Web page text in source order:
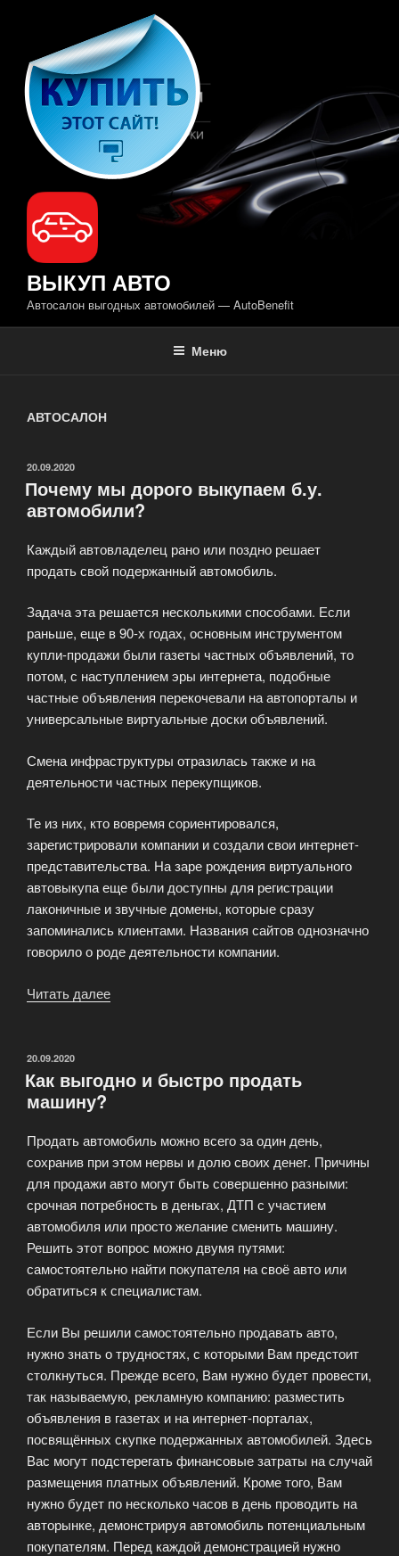
содержимому
ВЫКУП АВТО
Автосалон выгодных автомобилей — AutoBenefit
Меню
АВТОСАЛОН
ОПУБЛИКОВАНО
20.09.2020
Почему мы дорого выкупаем б.у.
автомобили?
Каждый автовладелец рано или поздно решает
продать свой подержанный автомобиль.
Задача эта решается несколькими способами. Если
раньше, еще в 90-х годах, основным инструментом
купли-продажи были газеты частных объявлений, то
потом, с наступлением эры интернета, подобные
частные объявления перекочевали на автопорталы и
универсальные виртуальные доски объявлений.
Смена инфраструктуры отразилась также и на
деятельности частных перекупщиков.
Те из них, кто вовремя сориентировался,
зарегистрировали компании и создали свои интернет-
представительства. На заре рождения виртуального
автовыкупа еще были доступны для регистрации
лаконичные и звучные домены, которые сразу
запоминались клиентами. Названия сайтов однозначно
говорило о роде деятельности компании.
Читать далее
б.у.
ОПУБЛИКОВАНО
20.09.2020
Как выгодно и быстро продать
машину?
Продать автомобиль можно всего за один день,
сохранив при этом нервы и долю своих денег. Причины
для продажи авто могут быть совершенно разными:
срочная потребность в деньгах, ДТП с участием
автомобиля или просто желание сменить машину.
Решить этот вопрос можно двумя путями:
самостоятельно найти покупателя на своё авто или
обратиться к специалистам.
Если Вы решили самостоятельно продавать авто,
нужно знать о трудностях, с которыми Вам предстоит
столкнуться. Прежде всего, Вам нужно будет провести,
так называемую, рекламную компанию: разместить
объявления в газетах и на интернет-порталах,
посвящённых скупке подержанных автомобилей. Здесь
Вас могут подстерегать финансовые затраты на случай
размещения платных объявлений. Кроме того, Вам
нужно будет по несколько часов в день проводить на
авторынке, демонстрируя автомобиль потенциальным
покупателям. Перед каждой демонстрацией нужно